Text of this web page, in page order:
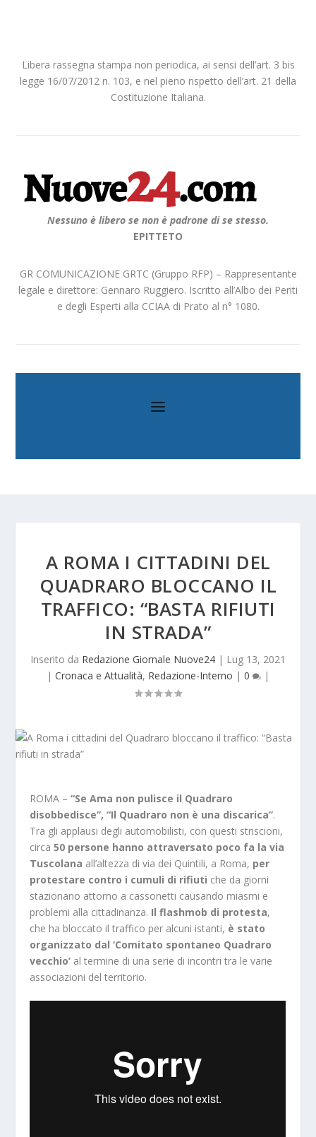
Libera rassegna stampa non periodica, ai sensi dell’art. 3 bis
legge 16/07/2012 n. 103, e nel pieno rispetto dell’art. 21 della
Costituzione Italiana.
Nessuno è libero se non è padrone di se stesso.
EPITTETO
GR COMUNICAZIONE GRTC (Gruppo RFP) – Rappresentante
legale e direttore: Gennaro Ruggiero. Iscritto all’Albo dei Periti
e degli Esperti alla CCIAA di Prato al n° 1080.
A ROMA I CITTADINI DEL
QUADRARO BLOCCANO IL
TRAFFICO: “BASTA RIFIUTI
IN STRADA”
Inserito da Redazione Giornale Nuove24 | Lug 13, 2021
| Cronaca e Attualità, Redazione-Interno | 0 |
ROMA –“Se Ama non pulisce il Quadraro
disobbedisce”, “Il Quadraro non è una discarica”.
Tra gli applausi degli automobilisti, con questi striscioni,
circa50 persone hanno attraversato poco fa la via
Tuscolana all’altezza di via dei Quintili, a Roma, per
protestare contro i cumuli di rifiuti che da giorni
stazionano attorno a cassonetti causando miasmi e
problemi alla cittadinanza. Il flashmob di protesta,
che ha bloccato il traffico per alcuni istanti, è stato
organizzato dal ‘Comitato spontaneo Quadraro
vecchio’ al termine di una serie di incontri tra le varie
associazioni del territorio.